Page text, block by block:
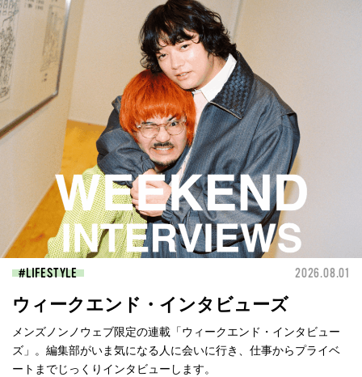
LIFESTYLE 2026.08.01
ウィークエンド・インタビューズ
メンズノンノウェブ限定の連載「ウィークエンド・インタビュー
ズ」。編集部がいま気になる人に会いに行き、仕事からプライベ
ートまでじっくりインタビューします。